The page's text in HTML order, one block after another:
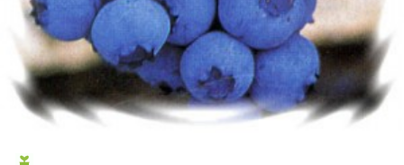
에키네시아
10 임파첸스